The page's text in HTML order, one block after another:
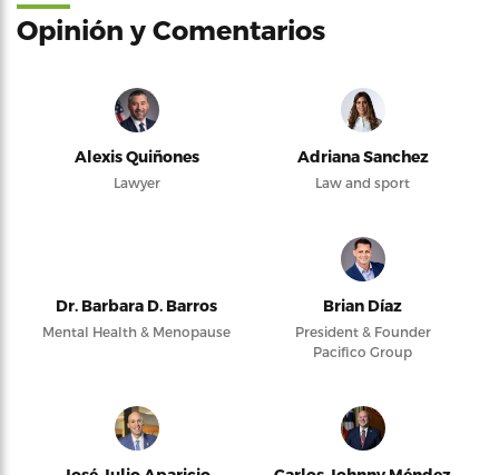
Opinión y Comentarios
Alexis Quiñones
Lawyer
Adriana Sanchez
Law and sport
Dr. Barbara D. Barros
Mental Health & Menopause
Brian Díaz
President & Founder
Pacifico Group